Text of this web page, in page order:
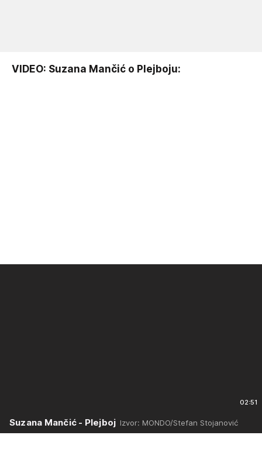
VIDEO: Suzana Mančić o Plejboju:
02:51
Suzana Mančić - Plejboj Izvor: MONDO/Stefan Stojanović